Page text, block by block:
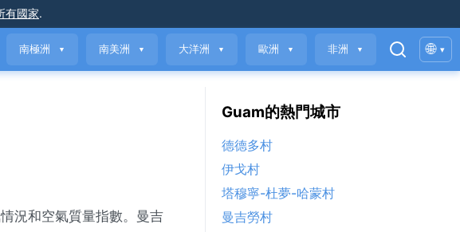
有國家.
南極洲 ▼ 南美洲 ▼ 大洋洲 ▼ 歐洲 ▼ 非洲 ▼ 🌐 ▾
況和空氣質量指數。曼吉
Guam的熱門城市
德德多村
伊戈村
塔穆寧-杜夢-哈蒙村
曼吉勞村